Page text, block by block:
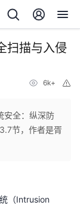
扫描与入侵
6k+
安全：纵深防
节，作者是胥
（Intrusion